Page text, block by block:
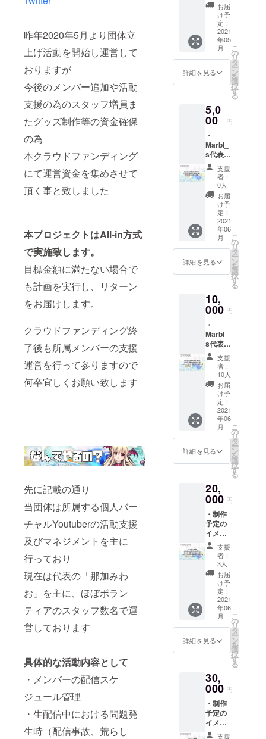
昨年2020年5月より団体立
上げ活動を開始し運営して
おりますが
今後のメンバー追加や活動
支援の為のスタッフ増員ま
たグッズ制作等の資金確保
の為
本クラウドファンディング
にて運営資金を集めさせて
頂く事と致しました
本プロジェクトはAll-in方式
で実施致します。
目標金額に満たない場合で
も計画を実行し、リターン
をお届けします。
クラウドファンディング終
了後も所属メンバーの支援
運営を行って参りますので
何卒宜しくお願い致します
先に記載の通り
当団体は所属する個人バー
チャルYoutuberの活動支援
及びマネジメントを主に
行っており
現在は代表の「那加みわ
お」を主に、ほぼボラン
ティアのスタッフ数名で運
営しております
具体的な活動内容として
・メンバーの配信スケ
ジュール管理
・生配信中における問題発
生時（配信事故、荒らし
らの共
通お礼
ボイス
※メール
アドレ
ス及び
住所の
入力は
任意に
設定し
ますが
未入
力の場
合はリ
ターン
をお届
け出来
ない場
合がご
ざいま
すので
ご注意
下さい
お届
け予
定：
2021
年05
月
詳細を見る
こ
の
リ
タ
ー
ン
を
選
択
す
る
5,0
00 円
・
Marbl_
s代表
「那加
みわ
お」か
らの共
通お礼
ボイス
・制作
予定の
アクリ
ルキー
ホル
ダーよ
りいず
んで１
点１個
（顔
キー５
種・ロ
ゴキー
５種の
計１０
種より
１点）
・Mロ
ゴコー
スター
(紙製使
い捨て)
２枚 ※
メール
入力は
任意に
設定し
ており
ますが
未入
力の場
合はリ
ターン
をお届
け出来
ない場
合がご
ざいま
すので
ご注意
下さい
※アクリ
ダーは
選択可
能です
が 対
象数が
多い為
メール
支援
者：
0人
お届
け予
定：
2021
年06
月
詳細を見る
こ
の
リ
タ
ー
ン
を
選
択
す
る
10,
000 円
・
Marbl_
s代表
「那加
みわ
お」か
らの名
前読み
上げ付
きお礼
ボイス
（希望
者の
み） ・
制作予
定のア
キーホ
ルダー
よりい
ずれか
選んで
２点各
１個
（顔
キー５
種・ロ
ゴキー
５種の
計１０
種より
２点）
・制作
予定の
りいず
れか選
んで１
点１個
（コ
ルク
コース
支援
者：
10人
お届
け予
定：
2021
年06
月
詳細を見る
こ
の
リ
タ
ー
ン
を
選
択
す
る
20,
000 円
・制作
予定の
イメー
ジカッ
トイラ
ストを
使用し
たオリ
ジナル
壁紙
（PC/ス
マホ）
・
Marbl_
s代表
「那加
お」か
らの名
前読み
上げ付
きお礼
ボイス
（希望
支援
者：
3人
お届
け予
定：
2021
年06
月
詳細を見る
こ
の
リ
タ
ー
ン
を
選
択
す
る
30,
000 円
・制作
予定の
イメー
ジカッ
支援